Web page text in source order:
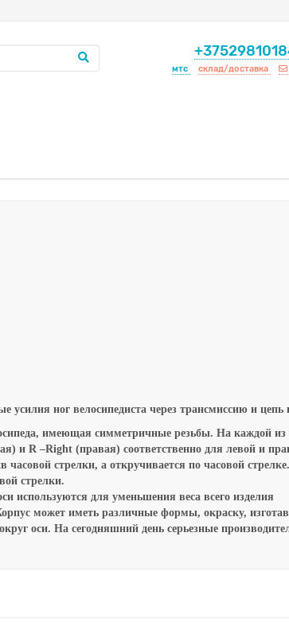
мтс склад/доставка
усилия ног велосипедиста через трансмиссию и цепь
имеющая симметричные резьбы. На каждой из
и R –Right (правая) соответственно для левой и
часовой стрелки, а откручивается по часовой стрелке.
стрелки.
используются для уменьшения веса всего изделия
может иметь различные формы, окраску,
оси. На сегодняшний день серьезные